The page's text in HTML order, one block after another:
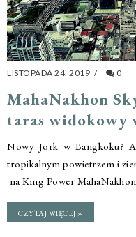
LISTOPADA 24, 2019 / 0
MahaNakhon
taras widokowy
Nowy Jork w Bangkoku? A
tropikalnym powietrzem i
na King Power
CZYTAJ WIĘCEJ »